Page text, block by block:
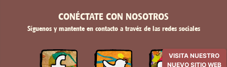
VISITA NUESTRO
NUEVO SITIO WEB
CONÉCTATE CON NOSOTROS
Síguenos y mantente en contacto a travéz de las redes sociales